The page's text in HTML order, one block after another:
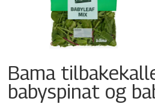
Bama
babyspinat og